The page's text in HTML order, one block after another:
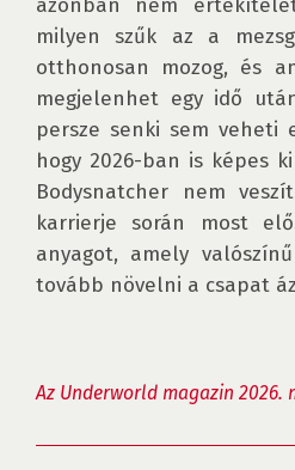
azonban nem
milyen szűk az a
otthonosan mozog, és
megjelenhet egy idő
persze senki sem
hogy 2026-ban is képes
Bodysnatcher nem
karrierje során most
anyagot, amely
tovább növelni a csapat
Az Underworld magazin 2026.